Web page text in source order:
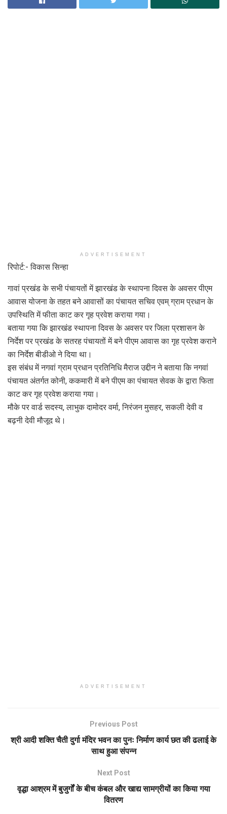
ADVERTISEMENT
रिपोर्ट:- विकास सिन्हा
गावां प्रखंड के सभी पंचायतों में झारखंड के स्थापना दिवस के अवसर पीएम
आवास योजना के तहत बने आवासों का पंचायत सचिव एवम् ग्राम प्रधान के
उपस्थिति में फीता काट कर गृह प्रवेश कराया गया।
बताया गया कि झारखंड स्थापना दिवस के अवसर पर जिला प्रशासन के
निर्देश पर प्रखंड के सतरह पंचायतों में बने पीएम आवास का गृह प्रवेश कराने
का निर्देश बीडीओ ने दिया था।
इस संबंध में नगवां ग्राम प्रधान प्रतिनिधि मैराज उद्दीन ने बताया कि नगवां
पंचायत अंतर्गत कोनी, ककमारी में बने पीएम का पंचायत सेवक के द्वारा फिता
काट कर गृह प्रवेश कराया गया।
मौके पर वार्ड सदस्य, लाभुक दामोदर वर्मा, निरंजन मुसहर, सकली देवी व
बढ़नी देवी मौजूद थे।
ADVERTISEMENT
Previous Post
श्री आदी शक्ति चैती दुर्गा मंदिर भवन का पुनः निर्माण कार्य छत की ढलाई के
साथ हुआ संपन्न
Next Post
वृद्धा आश्रम में बुजुर्गों के बीच कंबल और खाद्य सामग्रीयों का किया गया
वितरण